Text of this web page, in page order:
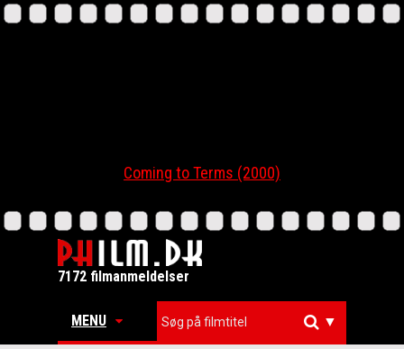
Coming to Terms (2000)
7172 filmanmeldelser
MENU ▼